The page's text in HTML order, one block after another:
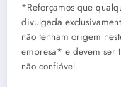
*Reforçamos que
divulgada
não tenham origem
empresa* e devem ser
não confiável.